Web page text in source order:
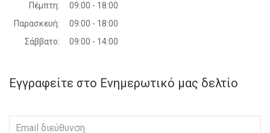
Πέμπτη:
09:00 - 18:00
Παρασκευή:
09:00 - 18:00
Σάββατο:
09:00 - 14:00
Εγγραφείτε στο Ενημερωτικό μας δελτίο